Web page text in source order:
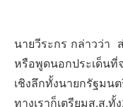
นายวีระกร กล่าวว่า
หรือพูดนอกประเด็นที่
เชิงลึกทั้งนายกรัฐมน
ทางเราก็เตรียมส.ส.